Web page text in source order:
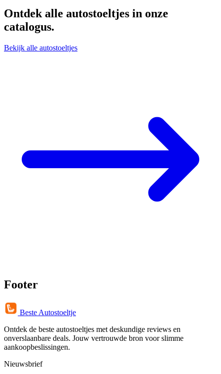
Ontdek alle autostoeltjes in onze
catalogus.
Bekijk alle autostoeltjes
Footer
Beste Autostoeltje
Ontdek de beste autostoeltjes met deskundige reviews en
onverslaanbare deals. Jouw vertrouwde bron voor slimme
aankoopbeslissingen.
Nieuwsbrief